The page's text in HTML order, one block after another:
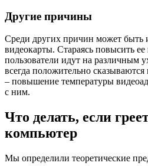
Другие причины
Среди других причин может быть
видеокарты. Стараясь повысить ее
пользователи идут на различным
всегда положительно сказываются
– повышение температуры
с ним.
Что делать, если
компьютер
Мы определили теоретические